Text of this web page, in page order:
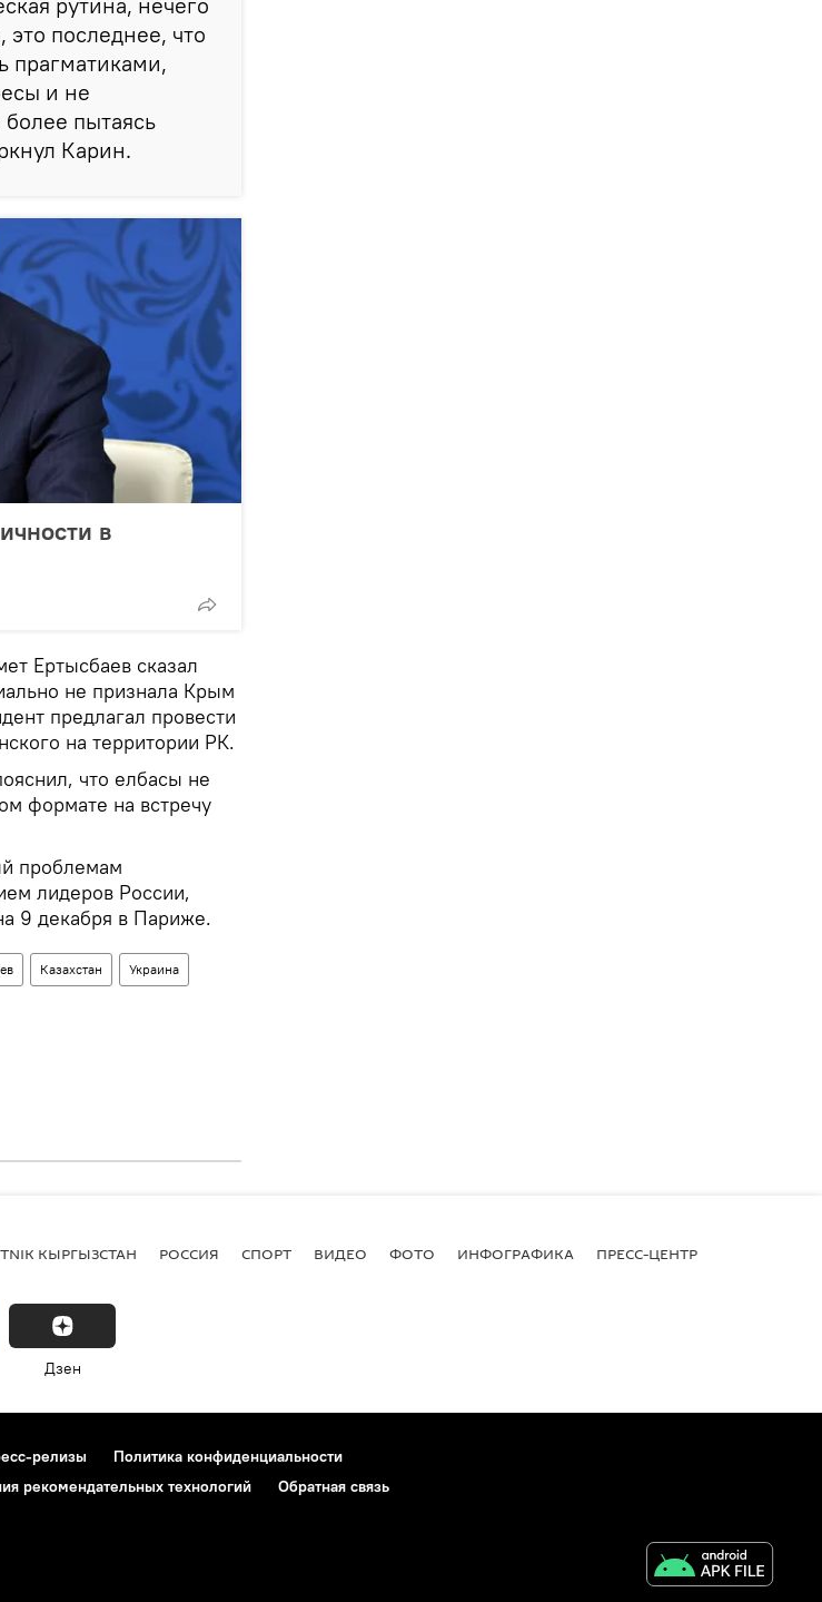
это последнее, что
прагматиками,
и не
пытаясь
Карин.
в
Ертысбаев сказал
не признала Крым
предлагал провести
на территории РК.
что елбасы не
формате на встречу
проблемам
лидеров России,
9 декабря в Париже.
Казахстан Украина
КЫРГЫЗСТАН РОССИЯ СПОРТ ВИДЕО ФОТО ИНФОГРАФИКА ПРЕСС-ЦЕНТР
Дзен
релизы
Политика конфиденциальности
рекомендательных технологий Обратная связь